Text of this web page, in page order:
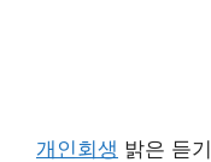
개인회생 밝은 듣